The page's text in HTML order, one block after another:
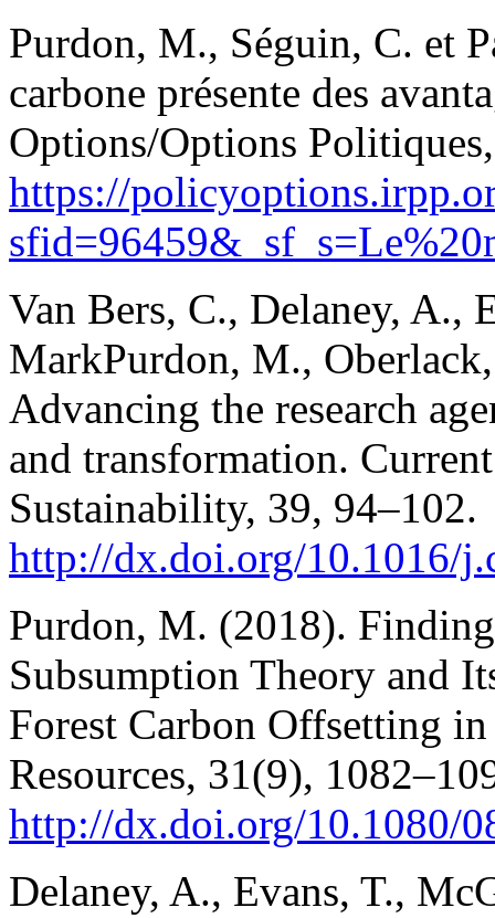
Purdon, M., Séguin, C. et
carbone présente des
Options/Options
https://
Van Bers, C., Delaney, A.,
MarkPurdon, M.,
Advancing the research
and transformation.
Sustainability, 39, 94–102.
http://dx.doi.org/10.1016/
Purdon, M. (2018).
Subsumption Theory and
Forest Carbon Offsetting
Resources, 31(9),
http://dx.doi.org/10.1080/
Delaney, A., Evans, T.,